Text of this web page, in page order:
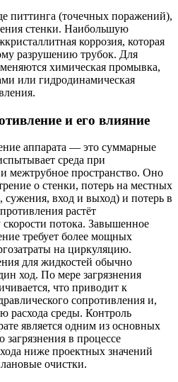
питтинга (точечных поражений),
стенки. Наибольшую
коррозия, которая
разрушению трубок. Для
химическая промывка,
или гидродинамическая
и его влияние
аппарата — это суммарные
среда при
межтрубное пространство. Оно
о стенки, потерь на местных
вход и выход) и потерь в
растёт
потока. Завышенное
требует более мощных
на циркуляцию.
для жидкостей обычно
ход. По мере загрязнения
что приводит к
сопротивления и,
расхода среды. Контроль
является одним из основных
загрязнения в процессе
ниже проектных значений
очистки.